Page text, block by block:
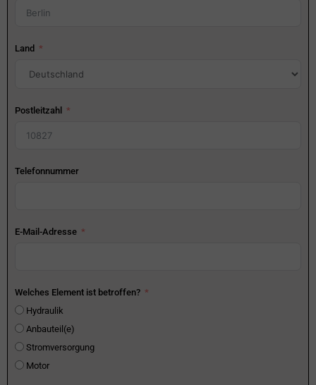
Land
Postleitzahl
Telefonnummer
E-Mail-Adresse
Welches Element ist betroffen?
Hydraulik
Anbauteil(e)
Stromversorgung
Motor